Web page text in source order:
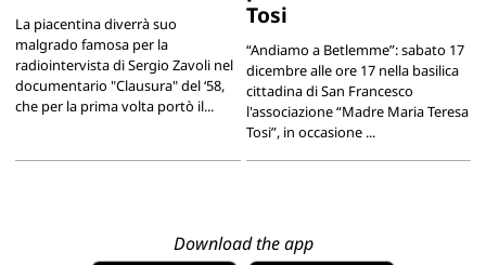
La piacentina diverrà suo
malgrado famosa per la
radiointervista di Sergio Zavoli nel
documentario "Clausura" del ‘58,
che per la prima volta portò il...
Tosi
“Andiamo a Betlemme”: sabato 17
dicembre alle ore 17 nella basilica
cittadina di San Francesco
l'associazione “Madre Maria Teresa
Tosi”, in occasione ...
Download the app